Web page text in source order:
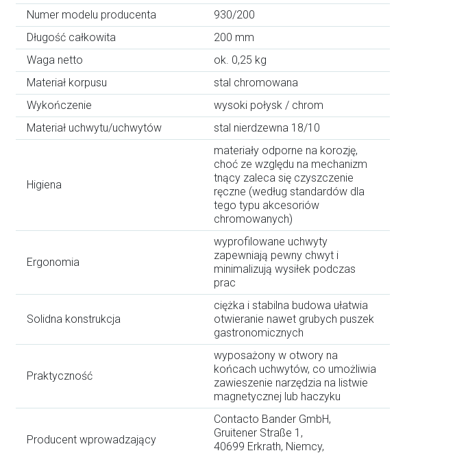
Numer modelu producenta
930/200
Długość całkowita
200 mm
Waga netto
ok. 0,25 kg
Materiał korpusu
stal chromowana
Wykończenie
wysoki połysk / chrom
Materiał uchwytu/uchwytów
stal nierdzewna 18/10
Higiena
materiały odporne na korozję,
choć ze względu na mechanizm
tnący zaleca się czyszczenie
ręczne (według standardów dla
tego typu akcesoriów
chromowanych)
Ergonomia
wyprofilowane uchwyty
zapewniają pewny chwyt i
minimalizują wysiłek podczas
prac
Solidna konstrukcja
ciężka i stabilna budowa ułatwia
otwieranie nawet grubych puszek
gastronomicznych
Praktyczność
wyposażony w otwory na
końcach uchwytów, co umożliwia
zawieszenie narzędzia na listwie
magnetycznej lub haczyku
Producent wprowadzający
Contacto Bander GmbH,
Gruitener Straße 1,
40699 Erkrath, Niemcy,